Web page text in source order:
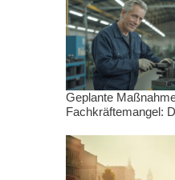
Geplante
Fachkräftemangel: